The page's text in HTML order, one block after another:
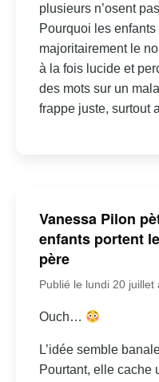
plusieurs n’osent
Pourquoi les
majoritairement le
à la fois lucide et
des mots sur un
frappe juste, surtout
Vanessa Pilon
enfants portent
père
Publié le lundi 20 juillet
Ouch…
L’idée semble
Pourtant, elle cache